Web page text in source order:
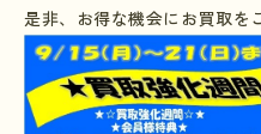
是非、お得な機会にお買取を